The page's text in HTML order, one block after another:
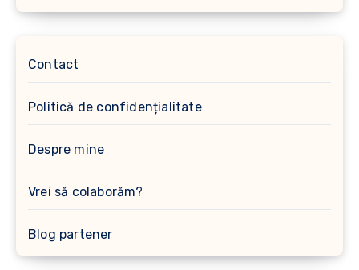
Contact
Politică de confidențialitate
Despre mine
Vrei să colaborăm?
Blog partener